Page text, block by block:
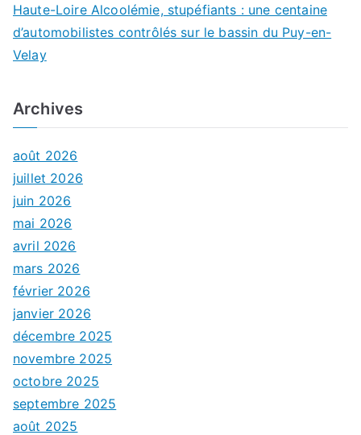
Haute-Loire Alcoolémie, stupéfiants : une centaine
d’automobilistes contrôlés sur le bassin du Puy-en-
Velay
Archives
août 2026
juillet 2026
juin 2026
mai 2026
avril 2026
mars 2026
février 2026
janvier 2026
décembre 2025
novembre 2025
octobre 2025
septembre 2025
août 2025